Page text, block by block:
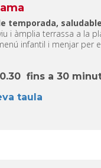
temporada,
i àmplia terrassa a la
infantil i menjar per
fins a 30
taula